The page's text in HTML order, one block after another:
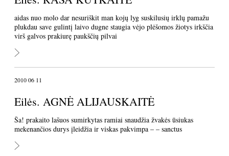
aidas nuo molo dar nesuriškit man kojų lyg suskilusių irklų pamažu
plukdau save gulintį laivo dugne staugia vėjo plėšomos žiotys irkščia
virš galvos prakiurę paukščių pilvai
2010 06 11
Eilės. AGNĖ ALIJAUSKAITĖ
Ša! prakaito lašuos sumirkytas ramiai snaudžia žvakės ūsiukas
mekenančios durys įleidžia ir viskas pakvimpa – – sanctus